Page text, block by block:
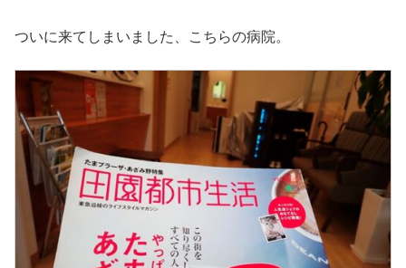
ついに来てしまいました、こちらの病院。